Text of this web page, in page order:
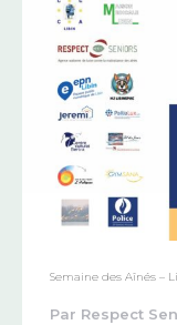
Semaine des Aînés –
Par Respect